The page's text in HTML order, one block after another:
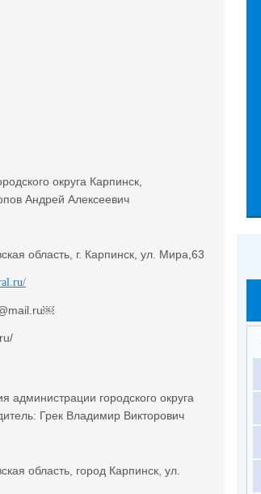
округа Карпинск,
Андрей Алексеевич
область, г. Карпинск, ул. Мира,63
администрации городского округа
Грек Владимир Викторович
область, город Карпинск, ул.